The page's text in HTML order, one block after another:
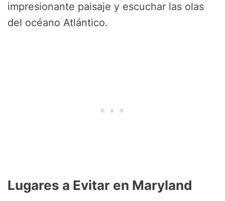
impresionante paisaje y escuchar las olas
del océano Atlántico.
Lugares a Evitar en Maryland